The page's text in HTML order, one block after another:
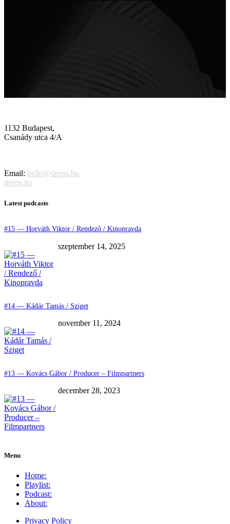
1132 Budapest,
Csanády utca 4/A
Email: hello@drops.hu
drops.hu
Latest podcasts
#15 — Horváth Viktor / Rendező / Kinopravda
szeptember 14, 2025
#14 — Kádár Tamás / Sziget
november 11, 2024
#13 — Kovács Gábor / Producer – Filmpartners
december 28, 2023
Menu
Home:
Playlist:
Podcast:
About:
Privacy Policy